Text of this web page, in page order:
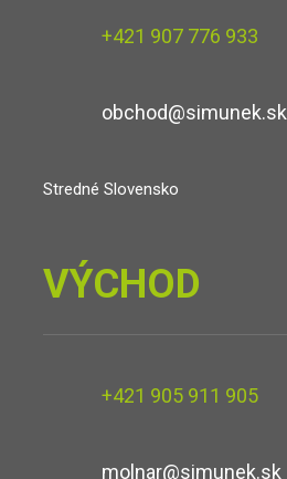
+421 907 776 933
obchod@simunek.sk
Stredné Slovensko
VÝCHOD
+421 905 911 905
molnar@simunek.sk